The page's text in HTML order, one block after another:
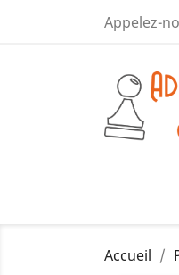
Appelez-
Accueil